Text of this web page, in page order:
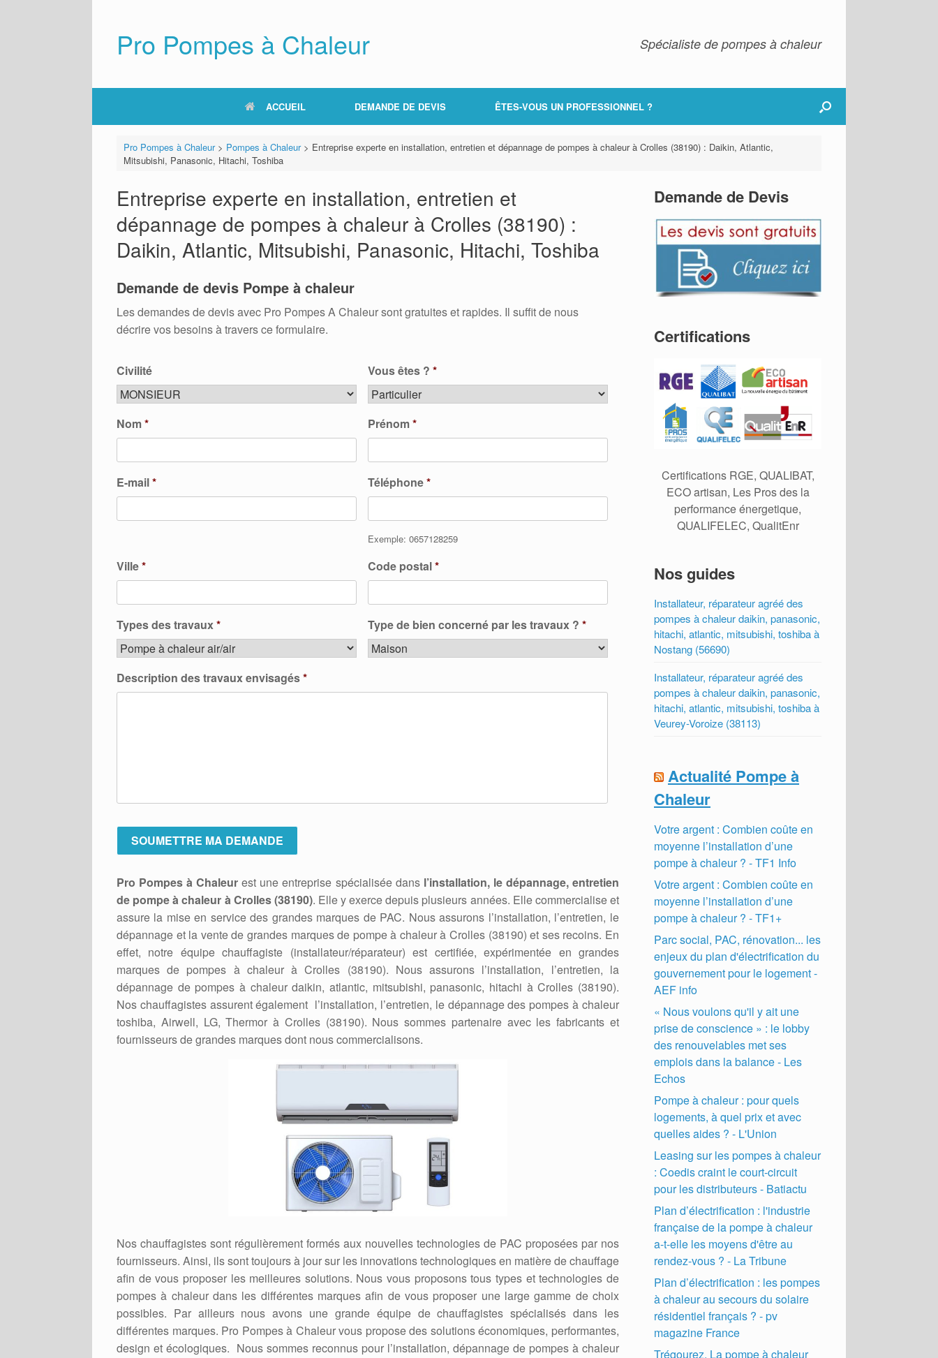
Pro Pompes à Chaleur Spécialiste de pompes à chaleur
ACCUEIL DEMANDE DE DEVIS ÊTES-VOUS UN PROFESSIONNEL ?
Pro Pompes à Chaleur> Pompes à Chaleur> Entreprise experte en installation, entretien et dépannage de pompes à chaleur à Crolles (38190) : Daikin, Atlantic,
Mitsubishi, Panasonic, Hitachi, Toshiba
Entreprise experte en installation, entretien et
dépannage de pompes à chaleur à Crolles (38190) :
Daikin, Atlantic, Mitsubishi, Panasonic, Hitachi, Toshiba
Demande de devis Pompe à chaleur
Les demandes de devis avec Pro Pompes A Chaleur sont gratuites et rapides. Il suffit de nous
décrire vos besoins à travers ce formulaire.
Civilité Vous êtes ? *
Nom* Prénom*
E-mail* Téléphone*
Exemple: 0657128259
Ville* Code postal*
Types des travaux* Type de bien concerné par les travaux ? *
Description des travaux envisagés*
Pro Pompes à Chaleur est une entreprise spécialisée dans l’installation, le dépannage, entretien
de pompe à chaleur à Crolles (38190). Elle y exerce depuis plusieurs années. Elle commercialise et
assure la mise en service des grandes marques de PAC. Nous assurons l’installation, l’entretien, le
dépannage et la vente de grandes marques de pompe à chaleur à Crolles (38190) et ses recoins. En
effet, notre équipe chauffagiste (installateur/réparateur) est certifiée, expérimentée en grandes
marques de pompes à chaleur à Crolles (38190). Nous assurons l’installation, l’entretien, la
dépannage de pompes à chaleur daikin, atlantic, mitsubishi, panasonic, hitachi à Crolles (38190).
Nos chauffagistes assurent également l’installation, l’entretien, le dépannage des pompes à chaleur
toshiba, Airwell, LG, Thermor à Crolles (38190). Nous sommes partenaire avec les fabricants et
fournisseurs de grandes marques dont nous commercialisons.
Nos chauffagistes sont régulièrement formés aux nouvelles technologies de PAC proposées par nos
fournisseurs. Ainsi, ils sont toujours à jour sur les innovations technologiques en matière de chauffage
afin de vous proposer les meilleures solutions. Nous vous proposons tous types et technologies de
pompes à chaleur dans les différentes marques afin de vous proposer une large gamme de choix
possibles. Par ailleurs nous avons une grande équipe de chauffagistes spécialisés dans les
différentes marques. Pro Pompes à Chaleur vous propose des solutions économiques, performantes,
design et écologiques. Nous sommes reconnus pour l’installation, dépannage de pompes à chaleur
Demande de Devis
Certifications
Certifications RGE, QUALIBAT,
ECO artisan, Les Pros des la
performance énergetique,
QUALIFELEC, QualitEnr
Nos guides
Installateur, réparateur agréé des
pompes à chaleur daikin, panasonic,
hitachi, atlantic, mitsubishi, toshiba à
Nostang (56690)
Installateur, réparateur agréé des
pompes à chaleur daikin, panasonic,
hitachi, atlantic, mitsubishi, toshiba à
Veurey-Voroize (38113)
Actualité Pompe à
Chaleur
Votre argent : Combien coûte en
moyenne l’installation d’une
pompe à chaleur ? - TF1 Info
Votre argent : Combien coûte en
moyenne l’installation d’une
pompe à chaleur ? - TF1+
Parc social, PAC, rénovation... les
enjeux du plan d'électrification du
gouvernement pour le logement -
AEF info
« Nous voulons qu'il y ait une
prise de conscience » : le lobby
des renouvelables met ses
emplois dans la balance - Les
Echos
Pompe à chaleur : pour quels
logements, à quel prix et avec
quelles aides ? - L'Union
Leasing sur les pompes à chaleur
: Coedis craint le court-circuit
pour les distributeurs - Batiactu
Plan d’électrification : l'industrie
française de la pompe à chaleur
a-t-elle les moyens d'être au
rendez-vous ? - La Tribune
Plan d’électrification : les pompes
à chaleur au secours du solaire
résidentiel français ? - pv
magazine France
Trégourez. La pompe à chaleur